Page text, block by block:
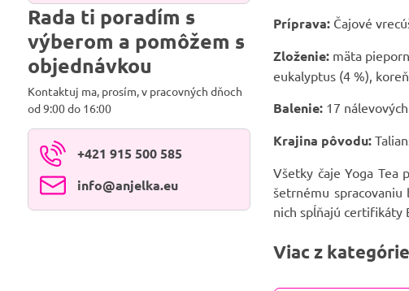
Príprava: Čajové
Zloženie: mäta
eukalyptus (4 %),
Balenie: 17
Krajina pôvodu:
Všetky čaje Yoga Tea
šetrnému
nich spĺňajú certifikáty
Viac z kategórie
Rada ti poradím s
výberom a pomôžem s
objednávkou
Kontaktuj ma, prosím, v pracovných dňoch
od 9:00 do 16:00
+421 915 500 585
info​@anjelka​.eu